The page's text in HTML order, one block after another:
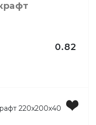
Білий
0.82